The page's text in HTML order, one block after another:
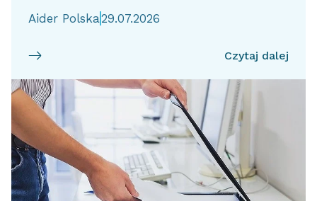
Aider Polska29.07.2026
Czytaj dalej